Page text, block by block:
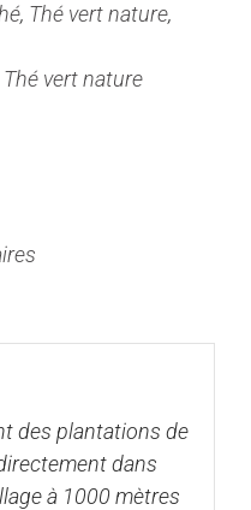
, Thé vert nature,
Thé vert nature
des plantations de
dans
à 1000 mètres